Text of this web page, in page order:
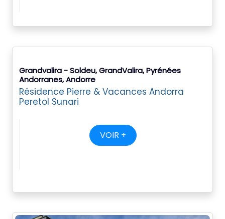
Grandvalira - Soldeu, GrandValira, Pyrénées
Andorranes, Andorre
Résidence Pierre & Vacances Andorra
Peretol Sunari
VOIR +